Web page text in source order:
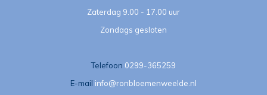
Zaterdag 9.00 - 17.00 uur
Zondags gesloten
Telefoon 0299-365259
E-mail info@ronbloemenweelde.nl